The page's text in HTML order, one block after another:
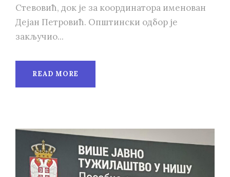
Стевовић, док је за координатора именован
Дејан Петровић. Општински одбор је
закључио...
READ MORE